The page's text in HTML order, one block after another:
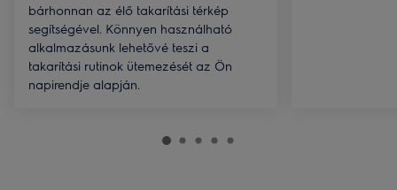
bárhonnan az élő takarítási térkép
segítségével. Könnyen használható
alkalmazásunk lehetővé teszi a
takarítási rutinok ütemezését az Ön
napirendje alapján.